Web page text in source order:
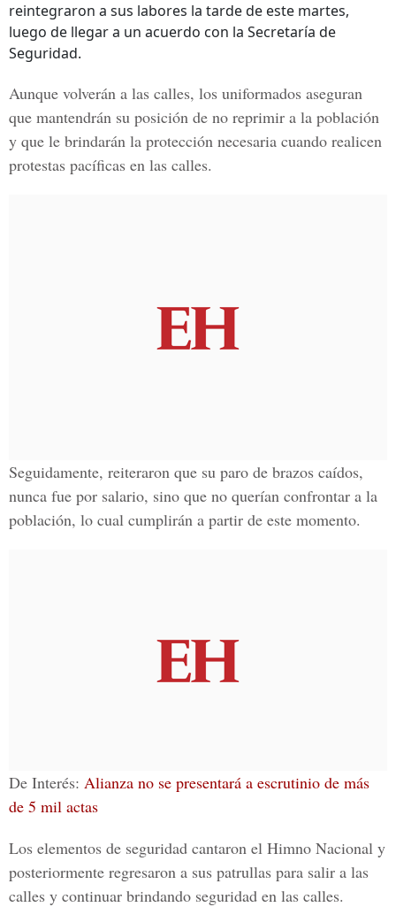
reintegraron a sus labores la tarde de este martes,
luego de llegar a un acuerdo con la Secretaría de
Seguridad.
Aunque volverán a las calles, los uniformados aseguran
que mantendrán su posición de no reprimir a la población
y que le brindarán la protección necesaria cuando realicen
protestas pacíficas en las calles.
Seguidamente, reiteraron que su paro de brazos caídos,
nunca fue por salario, sino que no querían confrontar a la
población, lo cual cumplirán a partir de este momento.
De Interés: Alianza no se presentará a escrutinio de más
de 5 mil actas
Los elementos de seguridad cantaron el Himno Nacional y
posteriormente regresaron a sus patrullas para salir a las
calles y continuar brindando seguridad en las calles.